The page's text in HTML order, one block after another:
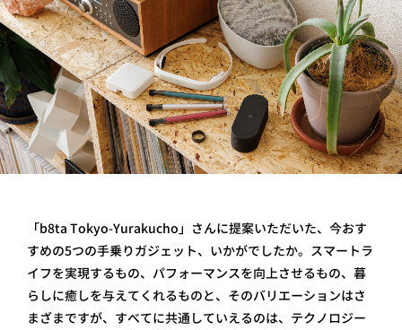
「b8ta Tokyo-Yurakucho」さんに提案いただいた、 今おす
すめの5つの手乗りガジェット、いかがでしたか。スマートラ
イフを実現するもの、パフォーマンスを向上させるもの、暮
らしに癒しを与えてくれるものと、そのバリエーションはさ
まざまですが、すべてに共通していえるのは、テクノロジー